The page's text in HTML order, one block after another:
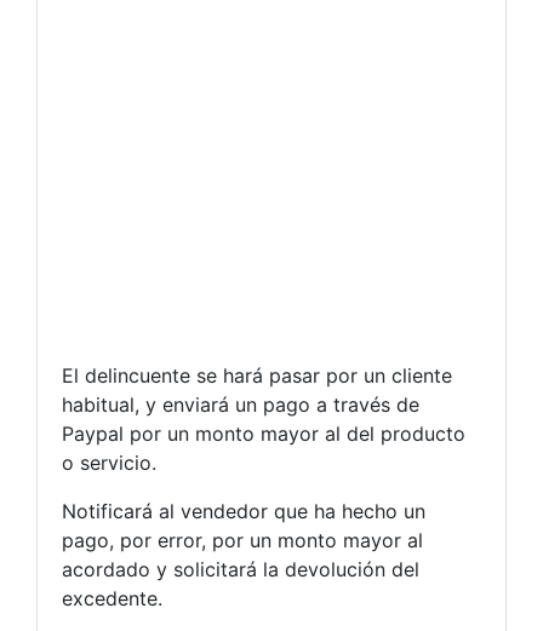
El delincuente se hará pasar por un cliente
habitual, y enviará un pago a través de
Paypal por un monto mayor al del producto
o servicio.
Notificará al vendedor que ha hecho un
pago, por error, por un monto mayor al
acordado y solicitará la devolución del
excedente.